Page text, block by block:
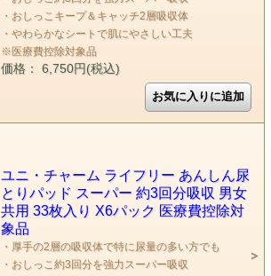
・おしっこキープ＆キャッチ2層吸収体
・やわらかなシートで肌にやさしい工夫
※医療費控除対象品
価格： 6,750円(税込)
ユニ・チャーム ライフリー あんしん尿
とりパッド スーパー 約3回分吸収 男女
共用 33枚入り X6パック 医療費控除対
象品
・厚手の2層の吸収体で特に尿量の多い方でも
・おしっこ約3回分を強力スーパー吸収